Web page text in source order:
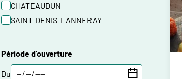
CHATEAUDUN
SAINT-DENIS-LANNERAY
Période d'ouverture
Du